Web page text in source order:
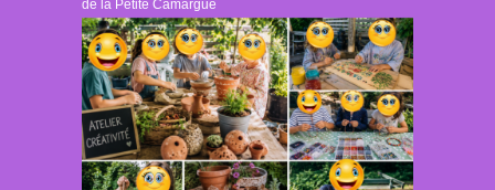
de la Petite Camargue